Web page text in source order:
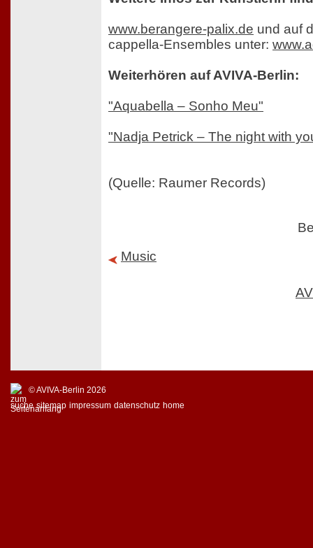
www.berangere-palix.de und auf
cappella-Ensembles unter:
Weiterhören auf AVIVA-Berlin:
"Aquabella – Sonho Meu"
"Nadja Petrick – The night with
(Quelle: Raumer Records)
Music
© AVIVA-Berlin 2026
suche sitemap impressum datenschutz home